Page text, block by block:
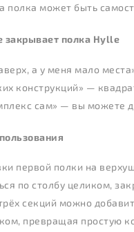
полка может быть
закрывает полка Hylle
а у меня мало
конструкций» —
сам» — вы можете
первой полки на
по столбу целиком,
секций можно
превращая простую